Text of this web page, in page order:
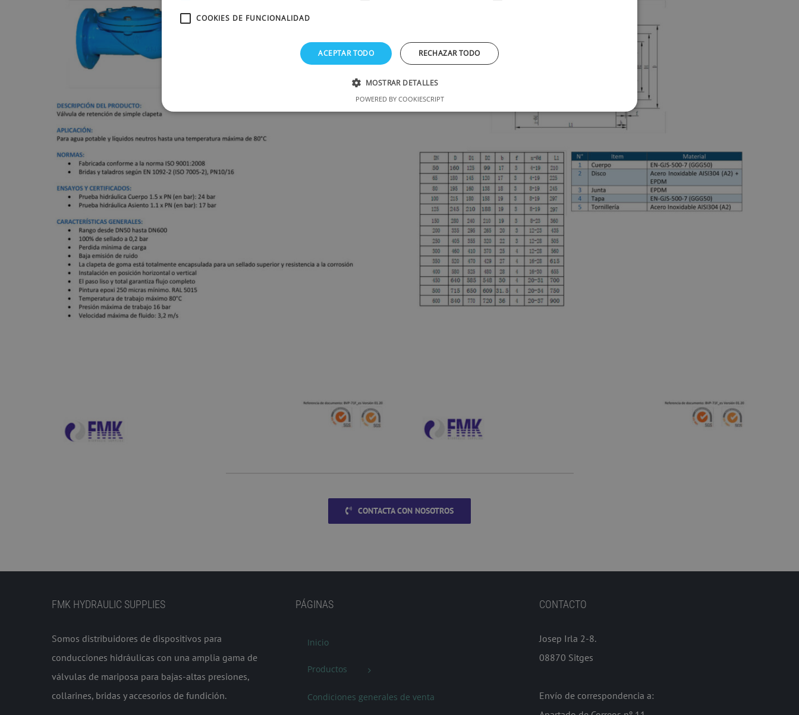
CONTACTA CON NOSOTROS
FMK HYDRAULIC SUPPLIES
Somos distribuidores de dispositivos para
conducciones hidráulicas con una amplia gama de
válvulas de mariposa para bajas-altas presiones,
collarines, bridas y accesorios de fundición.
PÁGINAS
Inicio
Productos
Condiciones generales de venta
CONTACTO
Josep Irla 2-8.
08870 Sitges
Envío de correspondencia a:
COOKIES DE FUNCIONALIDAD
ACEPTAR TODO RECHAZAR TODO
MOSTRAR DETALLES
POWERED BY COOKIESCRIPT